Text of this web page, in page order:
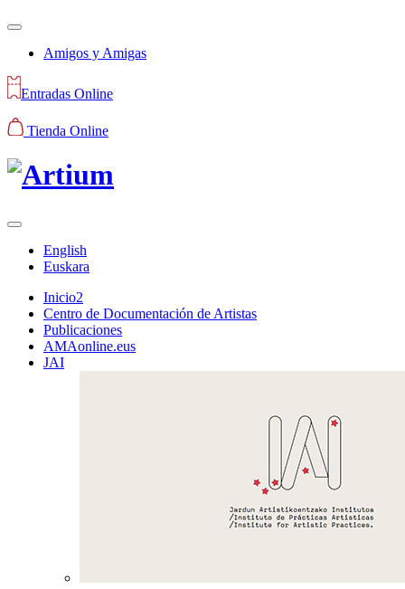
Amigos y Amigas
Entradas Online
Tienda Online
English
Euskara
Inicio2
Centro de Documentación de Artistas
Publicaciones
AMAonline.eus
JAI